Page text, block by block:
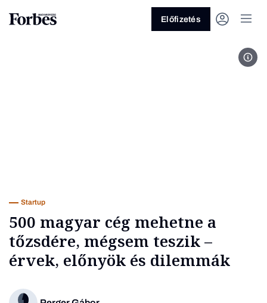
Előfizetés
Startup
500 magyar cég mehetne a
tőzsdére, mégsem teszik –
érvek, előnyök és dilemmák